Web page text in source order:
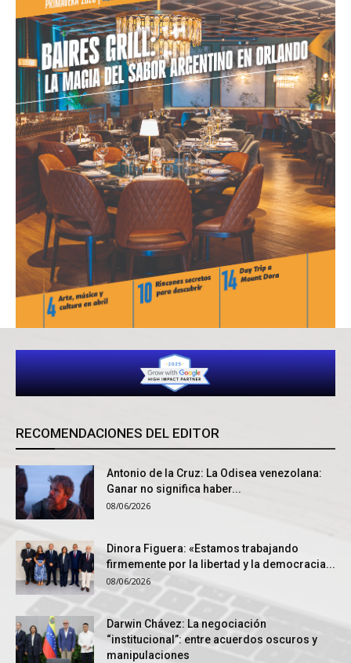
RECOMENDACIONES DEL EDITOR
Antonio de la Cruz: La Odisea venezolana:
Ganar no significa haber...
08/06/2026
Dinora Figuera: «Estamos trabajando
firmemente por la libertad y la democracia...
08/06/2026
Darwin Chávez: La negociación
“institucional”: entre acuerdos oscuros y
manipulaciones